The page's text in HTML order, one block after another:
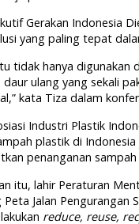
Gerakan Indonesia
yang paling tepat
tidak hanya digunakan
ulang yang sekali
kata Tiza dalam
Industri Plastik
plastik di
penanganan
itu, lahir Peraturan
Jalan Pengurangan
reduce, reuse,